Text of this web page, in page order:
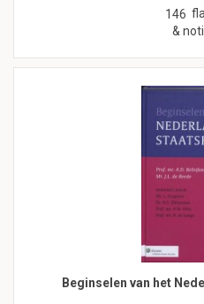
146
&
Beginselen van het